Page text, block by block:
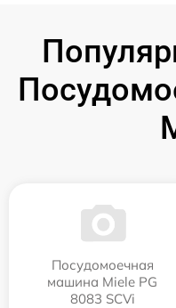
Посудомоечная
машина Miele PG
8083 SCVi